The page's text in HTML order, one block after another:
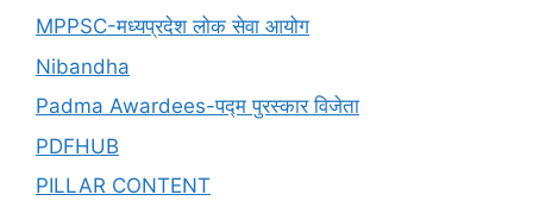
MPPSC-मध्यप्रदेश लोक सेवा आयोग
Nibandha
Padma Awardees-पद्म पुरस्कार विजेता
PDFHUB
PILLAR CONTENT